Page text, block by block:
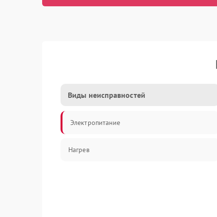
Виды неисправностей
Электропитание
Нагрев